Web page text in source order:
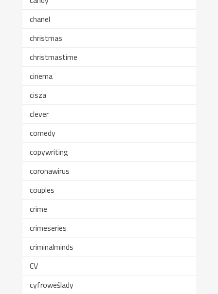
chanel
christmas
christmastime
cinema
cisza
clever
comedy
copywriting
coronawirus
couples
crime
crimeseries
criminalminds
CV
cyfroweślady